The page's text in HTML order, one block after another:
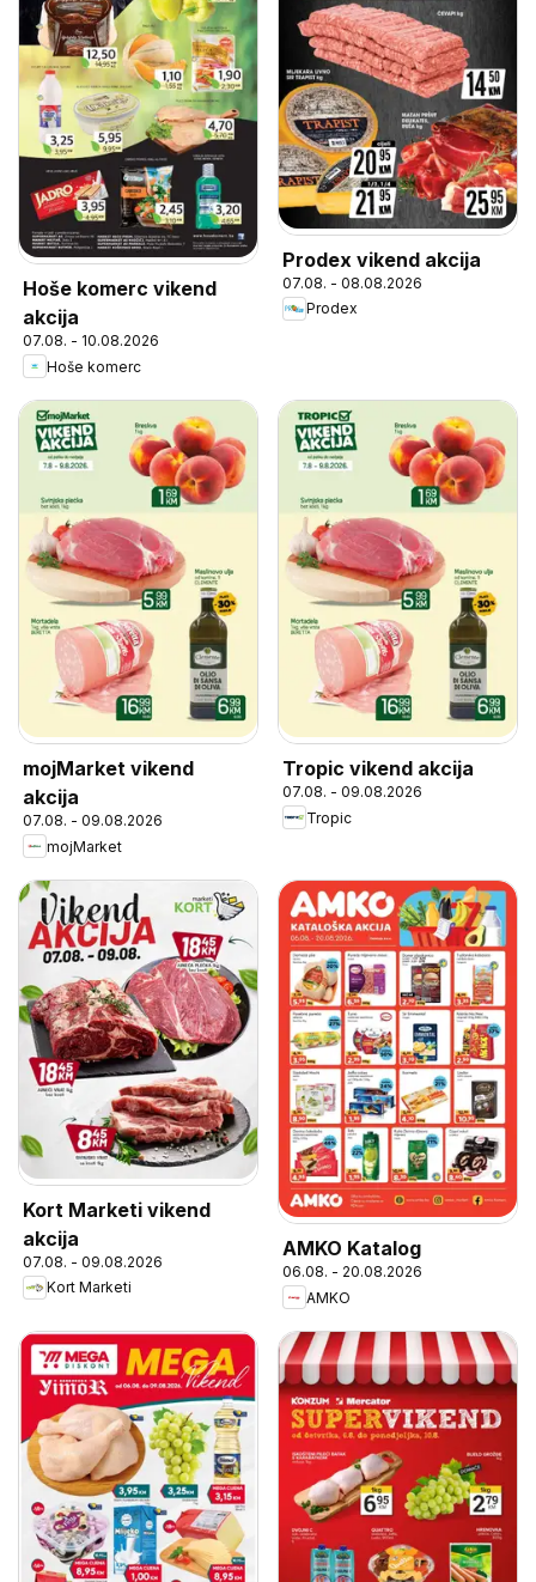
Hoše komerc vikend
akcija
07.08. - 10.08.2026
Hoše komerc
Prodex vikend akcija
07.08. - 08.08.2026
Prodex
mojMarket vikend
akcija
07.08. - 09.08.2026
mojMarket
Tropic vikend akcija
07.08. - 09.08.2026
Tropic
Kort Marketi vikend
akcija
07.08. - 09.08.2026
Kort Marketi
AMKO Katalog
06.08. - 20.08.2026
AMKO